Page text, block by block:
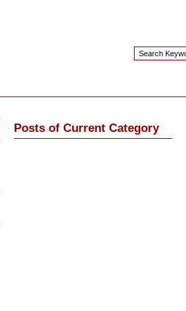
Posts of Current Category